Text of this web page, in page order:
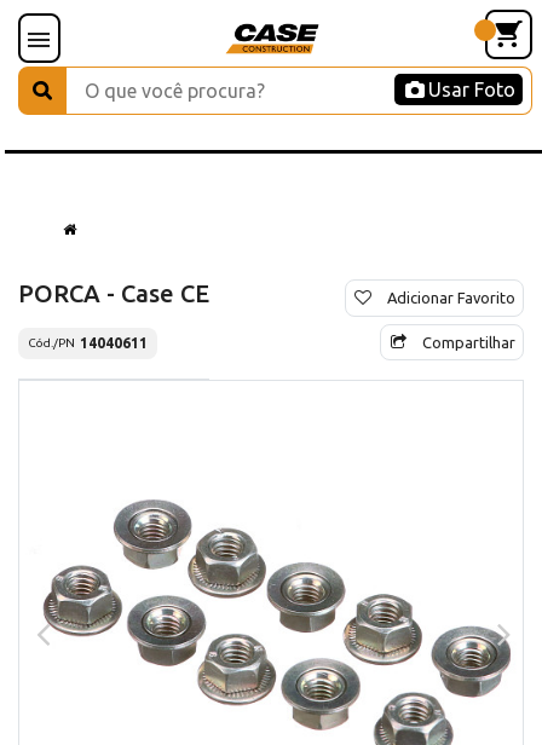
Usar Foto
PORCA - Case CE
Cód./PN 14040611
Adicionar Favorito
Compartilhar